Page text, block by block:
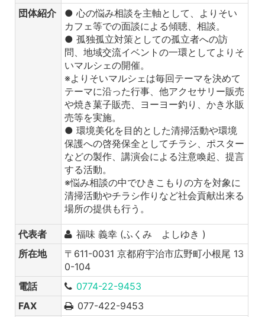
団体紹介
● 心の悩み相談を主軸として、よりそい
カフェ等での面談による傾聴、相談。
● 孤独孤立対策としての孤立者への訪
問、地域交流イベントの一環としてよりそ
いマルシェの開催。
※よりそいマルシェは毎回テーマを決めて
テーマに沿った行事、他アクセサリー販売
や焼き菓子販売、ヨーヨー釣り、かき氷販
売等を実施。
● 環境美化を目的とした清掃活動や環境
保護への啓発保全としてチラシ、ポスター
などの製作、講演会による注意喚起、提言
する活動。
※悩み相談の中でひきこもりの方を対象に
清掃活動やチラシ作りなど社会貢献出来る
場所の提供も行う。
代表者
福味 義幸 (ふくみ よしゆき )
所在地
〒611-0031 京都府宇治市広野町小根尾 13
0-104
電話
0774-22-9453
FAX
077-422-9453